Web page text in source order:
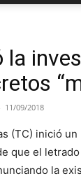
Provincia
la
11/09/2018
(TC) inició
que el
la